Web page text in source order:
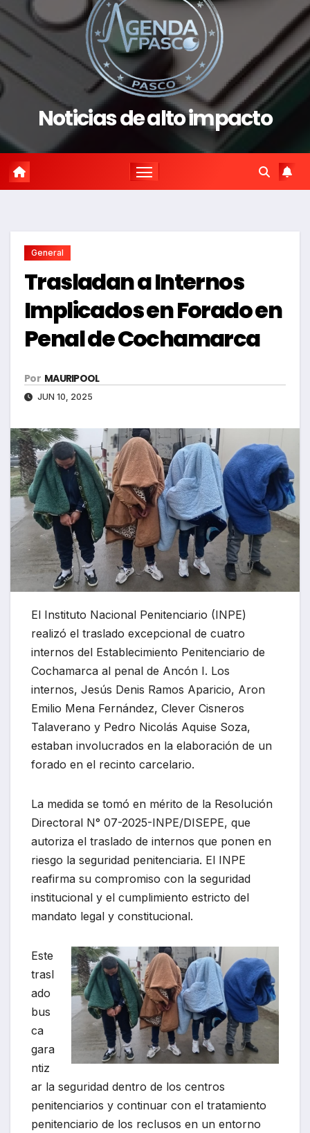
Noticias de alto impacto
General
Trasladan a Internos
Implicados en Forado en
Penal de Cochamarca
Por MAURIPOOL
JUN 10, 2025
El Instituto Nacional Penitenciario (INPE)
realizó el traslado excepcional de cuatro
internos del Establecimiento Penitenciario de
Cochamarca al penal de Ancón I. Los
internos, Jesús Denis Ramos Aparicio, Aron
Emilio Mena Fernández, Clever Cisneros
Talaverano y Pedro Nicolás Aquise Soza,
estaban involucrados en la elaboración de un
forado en el recinto carcelario.
La medida se tomó en mérito de la Resolución
Directoral N° 07-2025-INPE/DISEPE, que
autoriza el traslado de internos que ponen en
riesgo la seguridad penitenciaria. El INPE
reafirma su compromiso con la seguridad
institucional y el cumplimiento estricto del
mandato legal y constitucional.
Este
trasl
ado
bus
ca
gara
ntiz
ar la seguridad dentro de los centros
penitenciarios y continuar con el tratamiento
penitenciario de los reclusos en un entorno